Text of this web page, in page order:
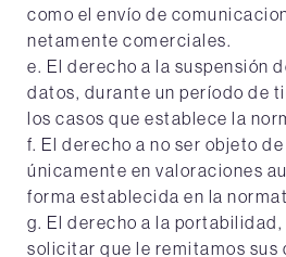
como el envío de
netamente comerciales.
e. El derecho a la suspensión
datos, durante un período de
los casos que establece la
f. El derecho a no ser objeto
únicamente en valoraciones
forma establecida en la
g. El derecho a la
solicitar que le remitamos sus